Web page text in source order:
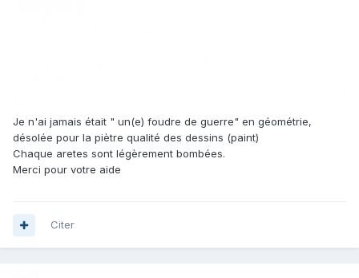
Je n'ai jamais était " un(e) foudre de guerre" en géométrie,
désolée pour la piètre qualité des dessins (paint)
Chaque aretes sont légèrement bombées.
Merci pour votre aide
Citer